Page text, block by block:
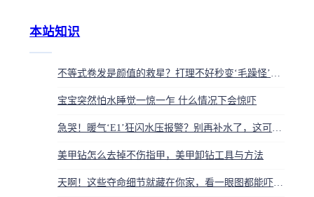
本站知识
不等式卷发是颜值的救星？打理不好秒变‘毛躁怪’，方脸圆脸都哭了
宝宝突然怕水睡觉一惊一乍 什么情况下会惊吓
急哭！暖气‘E1’狂闪水压报警？别再补水了，这可能是它在作祟
美甲钻怎么去掉不伤指甲，美甲卸钻工具与方法
天啊！这些夺命细节就藏在你家，看一眼图都能吓出冷汗